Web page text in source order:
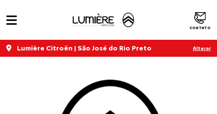
CONTATO
Lumière Citroën | São José do Rio Preto Alterar